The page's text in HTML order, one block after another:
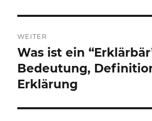
WEITER
Nächster
Beitrag:
Was ist ein
Bedeutung,
Erklärung